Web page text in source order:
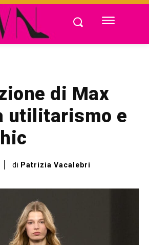
di Max
utilitarismo e
di Patrizia Vacalebri